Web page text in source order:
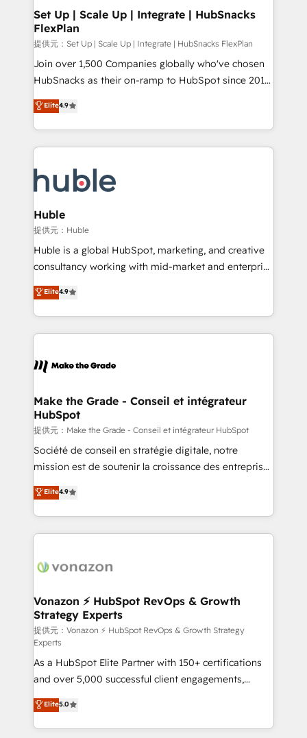
Award 🏆2020 Elite Solutions Partner 🏆2019
Integrations HubSpot Impact Award 🏆2019
Marketing Enablement HubSpot Impact Award 🏆
2018 Website Design HubSpot Impact Award 🏆2017
Website Design HubSpot Impact Award 🏆2016
Sales Enablement HubSpot Impact Award 🏆2015
Growth-Driven Design Agency of the Year 🏆2015
COS Design Award 🏆2013 HubSpot Marketplace
Provider of the Year 🏆2011 Became a HubSpot
Partner 📆Founded in 1997
Set Up | Scale Up | Integrate | HubSnacks
FlexPlan
提供元：Set Up | Scale Up | Integrate | HubSnacks FlexPlan
Join over 1,500 Companies globally who've chosen
HubSnacks as their on-ramp to HubSpot since 2014
Simple pay-as-you-go plans that accelerate value...
1️⃣ Set Up | Onboarding New or Check-fixing existing
HubSpot portals 2️⃣ Scale Up | 100% HubSpot Task
Execution... Global 24/7 ... All Experts 3️⃣ Integrate |
Slash months from your API Integration project... ⬅️
Click "Contact Business" ⬅️ to access 150+ Kickstart
Integration templates that put HubSpot in the center
of your tech stack, syncing... 🛍️ Shopify or
WooCommerce 💲 Stripe or Paypal 💰 Sage or
Netsuite 🤖 Google or Microsoft ✍️ DocuSign or
the rare Advanced "Custom Integrations"
Accreditation, securely sync data across... 🔄 any
new HubSpot portal with Advanced Website and
CRM Migrations using our in-house "HubScrub" Tool.
Elite4.9
Huble
提供元：Huble
Huble is a global HubSpot, marketing, and creative
consultancy working with mid-market and enterprise
businesses. We go beyond implementation, shaping
the strategy, processes, and teams that turn
HubSpot into a genuine growth engine. Named
HubSpot's Global Partner of the Year in 2024,
worldwide, and with over 15 years in the ecosystem,
One company, one operating model, delivering
across offices and consulting teams in the UK, USA,
Canada, Germany, France, Belgium, Singapore, and
South Africa. Certified compliant with ISO/IEC
27001:2022 and ISO 9001:2015 across all seven
Elite4.9
Make the Grade - Conseil et intégrateur
HubSpot
提供元：Make the Grade - Conseil et intégrateur HubSpot
Société de conseil en stratégie digitale, notre
mission est de soutenir la croissance des entreprises
B2B à travers l’acquisition de nouveaux clients,
l'intégration CRM et le développement des revenus
auprès de vos comptes existants. En France et à
l'international, nous travaillons avec des ETI
delà d’une simple transformation digitale et des
➤ L’intégration de CRM et de méthodologie RevOps
pour aligner les équipes marketing, commerciales et
support client (data migration, synchronisation API,
audit et maintenance) ➤ La création de sites internet
de conversion qui transforment les visiteurs en
opportunités d'affaires ➤ La mise en place de
stratégies d'acquisition marketing (SEO, SEA,
inbound, automatisation marketing, ABM, IA,
emailing) Informations clés : - 10 ans d'expérience -
Elite4.9
Vonazon ⚡ HubSpot RevOps & Growth
Strategy Experts
提供元：Vonazon ⚡ HubSpot RevOps & Growth Strategy
Experts
As a HubSpot Elite Partner with 150+ certifications
and over 5,000 successful client engagements,
Vonazon turns marketing complexity into
measurable, scalable growth. From onboarding to
enterprise-grade campaigns, our in-house team
Elite5.0